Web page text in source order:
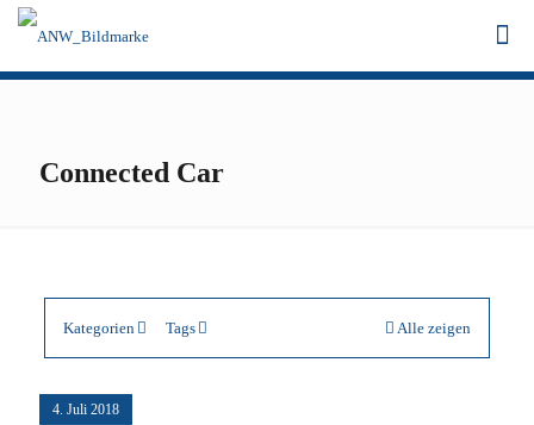
Connected Car
Kategorien Tags Alle zeigen
4. Juli 2018